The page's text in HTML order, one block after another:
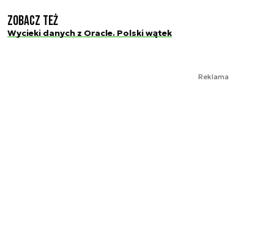
Zobacz też
Wycieki danych z Oracle. Polski wątek
Reklama